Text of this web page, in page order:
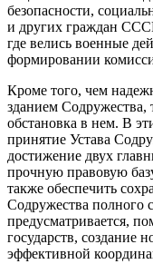
безопасности,
и других граждан
где велись военные
формировании
Кроме того, чем
зданием Содружества,
обстановка в нем. В
принятие Устава
достижение двух
прочную правовую
также обеспечить
Содружества полного
предусматривается,
государств, создание
эффективной